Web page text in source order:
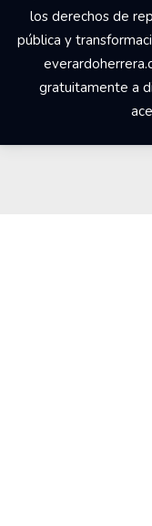
los derechos de
pública y
gratuitamente a